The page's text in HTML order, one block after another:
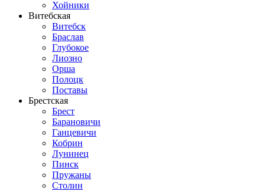
Хойники
Витебская
Витебск
Браслав
Глубокое
Лиозно
Орша
Полоцк
Поставы
Брестская
Брест
Барановичи
Ганцевичи
Кобрин
Лунинец
Пинск
Пружаны
Столин